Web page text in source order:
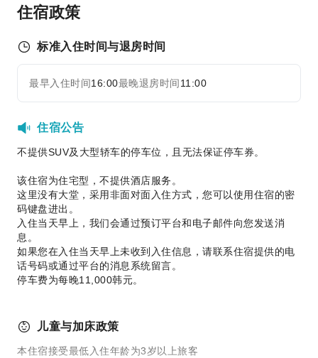
安全与安保
灭火器
无障碍设施服务 展开全部
住宿政策
标准入住时间与退房时间
最早入住时间16:00最晚退房时间11:00
住宿公告
不提供SUV及大型轿车的停车位，且无法保证停车券。
该住宿为住宅型，不提供酒店服务。
这里没有大堂，采用非面对面入住方式，您可以使用住宿的密
码键盘进出。
入住当天早上，我们会通过预订平台和电子邮件向您发送消
息。
如果您在入住当天早上未收到入住信息，请联系住宿提供的电
话号码或通过平台的消息系统留言。
停车费为每晚11,000韩元。
儿童与加床政策
本住宿接受最低入住年龄为3岁以上旅客